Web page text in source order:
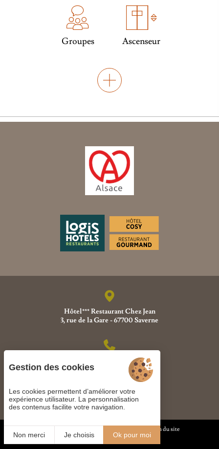
Groupes Ascenseur
Hôtel*** Restaurant Chez Jean
3, rue de la Gare - 67700 Saverne
+33 (0)3 88 91 10 19
chez.jean@wanadoo.fr
Plan du site
© 2019
JULIANA
Gestion des cookies
Les cookies permettent d’améliorer votre
expérience utilisateur. La personnalisation
des contenus facilite votre navigation.
Non merci Je choisis Ok pour moi